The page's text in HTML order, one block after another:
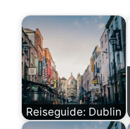
Reiseguide: Dublin